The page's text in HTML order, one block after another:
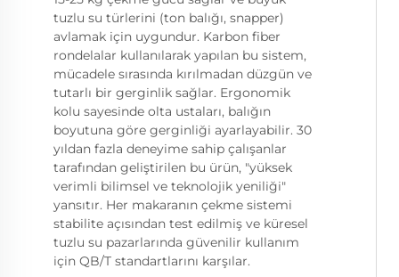
tuzlu su türlerini (ton balığı, snapper)
avlamak için uygundur. Karbon fiber
rondelalar kullanılarak yapılan bu sistem,
mücadele sırasında kırılmadan düzgün ve
tutarlı bir gerginlik sağlar. Ergonomik
kolu sayesinde olta ustaları, balığın
boyutuna göre gerginliği ayarlayabilir. 30
yıldan fazla deneyime sahip çalışanlar
tarafından geliştirilen bu ürün, "yüksek
verimli bilimsel ve teknolojik yeniliği"
yansıtır. Her makaranın çekme sistemi
stabilite açısından test edilmiş ve küresel
tuzlu su pazarlarında güvenilir kullanım
için QB/T standartlarını karşılar.